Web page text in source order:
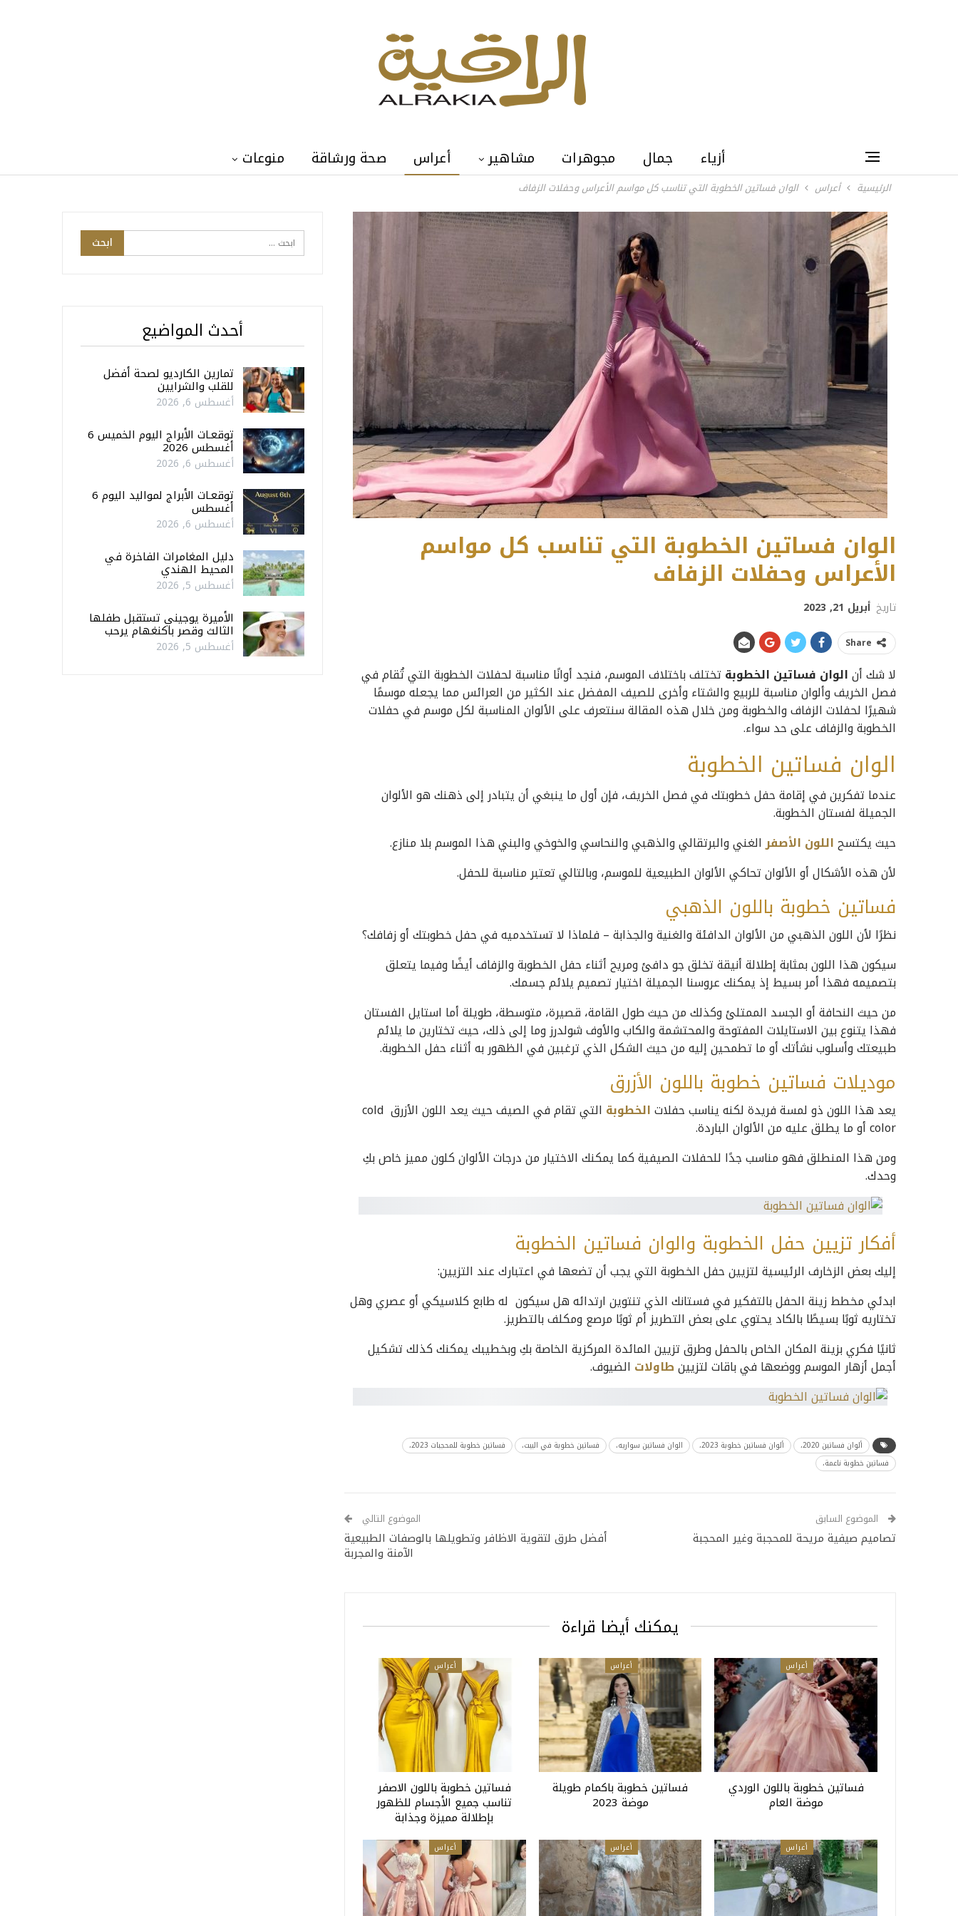
أزياء جمال مجوهرات مشاهير أعراس صحة ورشاقة منوعات
الرئيسية أعراس الوان فساتين الخطوبة التي تناسب كل مواسم الأعراس وحفلات الزفاف
الوان فساتين الخطوبة التي تناسب كل مواسم
الأعراس وحفلات الزفاف
تاريخ أبريل 21, 2023
Share
لا شك أنالوان فساتين الخطوبة تختلف باختلاف الموسم، فنجد أوانًا مناسبة لحفلات الخطوبة التي تُقام في
فصل الخريف وألوان مناسبة للربيع والشتاء وأخرى للصيف المفضل عند الكثير من العرائس مما يجعله موسمًا
شهيرًا لحفلات الزفاف والخطوبة ومن خلال هذه المقالة سنتعرف على الألوان المناسبة لكل موسم في حفلات
الخطوبة والزفاف على حد سواء.
الوان فساتين الخطوبة
عندما تفكرين في إقامة حفل خطوبتك في فصل الخريف، فإن أول ما ينبغي أن يتبادر إلى ذهنك هو الألوان
الجميلة لفستان الخطوبة.
حيث يكتسحاللون الأصفرالغني والبرتقالي والذهبي والنحاسي والخوخي والبني هذا الموسم بلا منازع.
لأن هذه الأشكال أو الألوان تحاكي الألوان الطبيعية للموسم، وبالتالي تعتبر مناسبة للحفل.
فساتين خطوبة باللون الذهبي
نظرًا لأن اللون الذهبي من الألوان الدافئة والغنية والجذابة – فلماذا لا تستخدميه في حفل خطوبتك أو زفافك؟
سيكون هذا اللون بمثابة إطلالة أنيقة تخلق جو دافئ ومريح أثناء حفل الخطوبة والزفاف أيضًا وفيما يتعلق
بتصميمه فهذا أمر بسيط إذ يمكنك عروسنا الجميلة اختيار تصميم يلائم جسمك.
من حيث النحافة أو الجسد الممتلئ وكذلك من حيث طول القامة، قصيرة، متوسطة، طويلةأما استايل الفستان
فهذا يتنوع بين الاستايلات المفتوحة والمحتشمة والكاب والأوف شولدرز وما إلى ذلك، حيث تختارين ما يلائم
طبيعتك وأسلوب نشأتك أو ما تطمحين إليه من حيث الشكل الذي ترغبين في الظهور به أثناء حفل الخطوبة.
موديلات فساتين خطوبة باللون الأزرق
يعد هذا اللون ذو لمسة فريدة لكنه يناسب حفلاتالخطوبة
التي تقام في الصيف حيث يعد اللون الأزرق cold
color أو ما يطلق عليه من الألوان الباردة.
ومن هذا المنطلق فهو مناسب جدًا للحفلات الصيفية كما يمكنك الاختيار من درجات الألوان كلون مميز خاص بكِ
وحدك.
أفكار تزيين حفل الخطوبة والوان فساتين الخطوبة
إليك بعض الزخارف الرئيسية لتزيين حفل الخطوبة التي يجب أن تضعها في اعتبارك عند التزيين:
ابدئي مخطط زينة الحفل بالتفكير في فستانك الذي تنتوين ارتدائه هل سيكون له طابع كلاسيكي أو عصري وهل
تختاريه ثوبًا بسيطًا بالكاد يحتوي على بعض التطريز أم ثوبًا مرصع ومكلف بالتطريز.
ثانيًا فكري بزينة المكان الخاص بالحفل وطرق تزيين المائدة المركزية الخاصة بكِ وبخطيبكيمكنك كذلك تشكيل
أجمل أزهار الموسم ووضعها في باقات لتزيينطاولات الضيوف.
ألوان فساتين 2020، ألوان فساتين خطوبة 2023، الوان فساتين سواريه، فساتين خطوبة في البيت،
فساتين خطوبة للمحجبات 2023،
فساتين خطوبة ناعمة،
الموضوع السابق
تصاميم صيفية مريحة للمحجبة وغير المحجبة
الموضوع التالي
أفضل طرق لتقوية الاظافر وتطويلها بالوصفات الطبيعية
الآمنة والمجربة
يمكنك أيضا قراءة
أعراس
فساتين خطوبة باللون الوردي
موضة العام
أعراس
فساتين خطوبة باكمام طويلة
موضة 2023
أعراس
فساتين خطوبة باللون الاصفر
تناسب جميع الأجسام للظهور
بإطلالة مميزة وجذابة
أعراس أعراس أعراس
أحدث المواضيع
تمارين الكارديو لصحة أفضل
للقلب والشرايين
أغسطس 6, 2026
توقعـات الأبراج اليوم الخميس 6
أغسطس 2026
أغسطس 6, 2026
توقعـات الأبراج لمواليد اليوم 6
أغسطس
أغسطس 6, 2026
دليل المغامرات الفاخرة في
المحيط الهندي
أغسطس 5, 2026
الأميرة يوجيني تستقبل طفلها
الثالث وقصر باكنغهام يرحب
أغسطس 5, 2026